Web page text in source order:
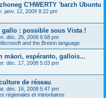
C'HWERTY 'barzh Ubuntu
janv. 12, 2009 8:22 pm
gallo : possible sous Vista !
déc. 26, 2008 6:58 pm
and the Breton language
māori, espéranto, gallois...
déc. 17, 2008 5:03 pm
de réseau
déc. 16, 2008 5:47 pm
régionales et minoritaires